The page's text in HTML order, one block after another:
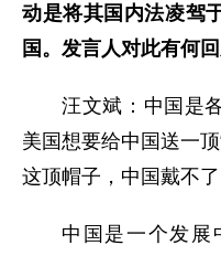
动是将其国内法凌驾
国。发言人对此有何
汪文斌：中国是
美国想要给中国送一
这顶帽子，中国戴不了
中国是一个发展